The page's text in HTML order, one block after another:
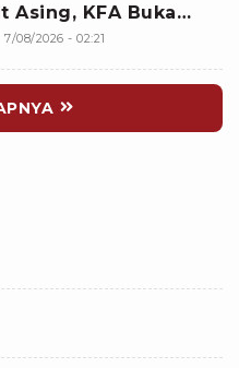
Asing, KFA Buka
7/08/2026 - 02:21